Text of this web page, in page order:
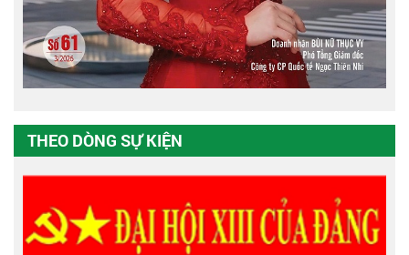
THEO DÒNG SỰ KIỆN